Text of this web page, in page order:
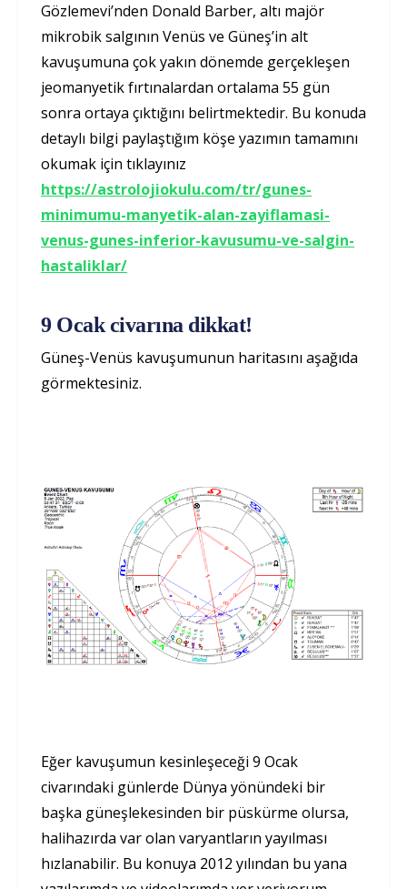
Gözlemevi’nden Donald Barber, altı majör
mikrobik salgının Venüs ve Güneş’in alt
kavuşumuna çok yakın dönemde gerçekleşen
jeomanyetik fırtınalardan ortalama 55 gün
sonra ortaya çıktığını belirtmektedir. Bu konuda
detaylı bilgi paylaştığım köşe yazımın tamamını
okumak için tıklayınız
https://astrolojiokulu.com/tr/gunes-
minimumu-manyetik-alan-zayiflamasi-
venus-gunes-inferior-kavusumu-ve-salgin-
hastaliklar/
9 Ocak civarına dikkat!
Güneş-Venüs kavuşumunun haritasını aşağıda
görmektesiniz.
Eğer kavuşumun kesinleşeceği 9 Ocak
civarındaki günlerde Dünya yönündeki bir
başka güneşlekesinden bir püskürme olursa,
halihazırda var olan varyantların yayılması
hızlanabilir. Bu konuya 2012 yılından bu yana